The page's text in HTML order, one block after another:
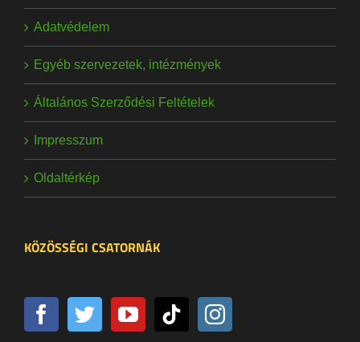
Adatvédelem
Egyéb szervezetek, intézmények
Általános Szerződési Feltételek
Impresszum
Oldaltérkép
KÖZÖSSÉGI CSATORNÁK